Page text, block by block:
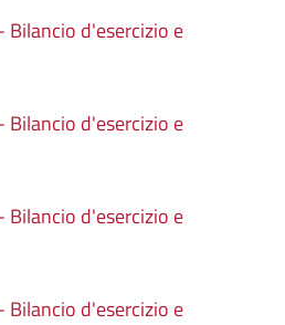
Bilancio d'esercizio e
Bilancio d'esercizio e
Bilancio d'esercizio e
Bilancio d'esercizio e